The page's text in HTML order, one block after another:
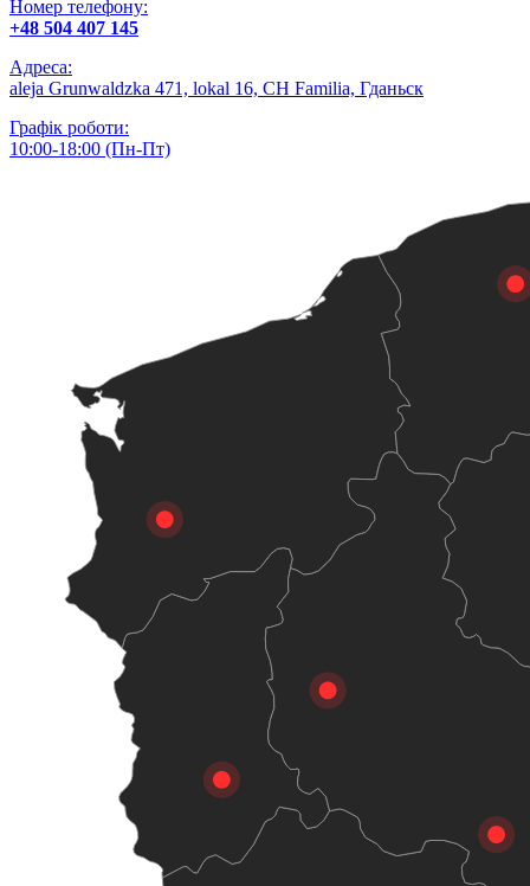
Номер телефону:
+48 504 407 145
Адреса:
aleja Grunwaldzka 471, lokal 16, CH Familia, Гданьск
Графік роботи:
10:00-18:00 (Пн-Пт)